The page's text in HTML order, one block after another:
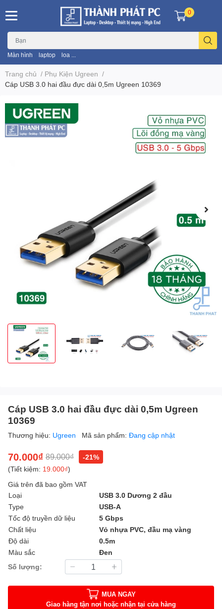
Màn hình laptop loa ...
0
Trang chủ / Phụ Kiện Ugreen /
Cáp USB 3.0 hai đầu đực dài 0,5m Ugreen 10369
Cáp USB 3.0 hai đầu đực dài 0,5m Ugreen
10369
Thương hiệu: Ugreen Mã sản phẩm: Đang cập nhật
70.000₫ 89.000₫
-21%
(Tiết kiệm: 19.000₫)
Giá trên đã bao gồm VAT
Loại
USB 3.0 Dương 2 đầu
Type
USB-A
Tốc độ truyền dữ liệu
5 Gbps
Chất liệu
Vỏ nhựa PVC, đầu mạ vàng
Độ dài
0.5m
Màu sắc
Đen
Số lượng:
MUA NGAY
Giao hàng tận nơi hoặc nhận tại cửa hàng